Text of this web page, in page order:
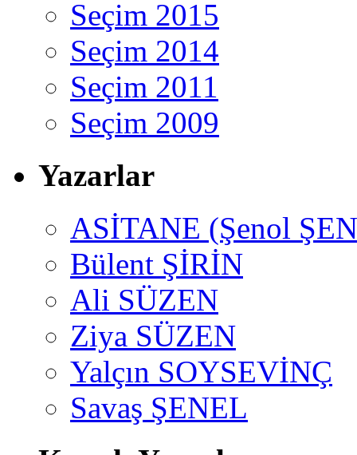
Seçim 2015
Seçim 2014
Seçim 2011
Seçim 2009
Yazarlar
ASİTANE (Şenol
Bülent ŞİRİN
Ali SÜZEN
Ziya SÜZEN
Yalçın SOYSEVİNÇ
Savaş ŞENEL